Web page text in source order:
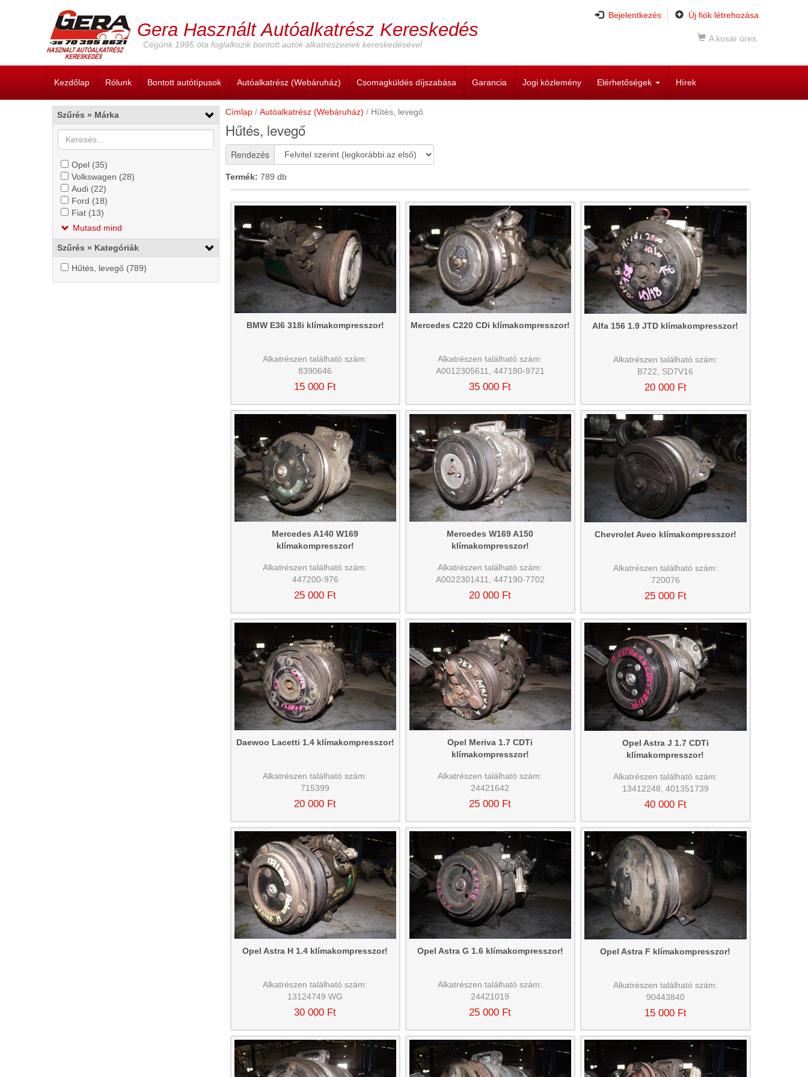
Gera Használt Autóalkatrész Kereskedés
Cégünk 1995 óta foglalkozik bontott autók alkatrészeinek kereskedésével
Bejelentkezés Új fiók létrehozása
A kosár üres.
Kezdőlap Rólunk Bontott autótípusok Autóalkatrész (Webáruház) Csomagküldés díjszabása Garancia Jogi közlemény Elérhetőségek Hírek
Szűrés » Márka
Opel
szűrő
alkalmazása
Opel (35)
szűrő
Volkswagen
szűrő
alkalmazása
Volkswagen (28)
Audi
szűrő
alkalmazása
Audi (22)
szűrő
Ford
szűrő
alkalmazása
Ford (18)
alkalmazása
Fiat
szűrő
alkalmazása
Fiat (13)
szűrő
alkalmazása
Mutasd mind
Szűrés » Kategóriák
Hűtés,
levegő
Hűtés, levegő (789)
levegő
Címlap Autóalkatrész (Webáruház) Hűtés, levegő
Hűtés, levegő
Rendezés
Termék: 789 db
BMW E36 318i klímakompresszor!
Alkatrészen található szám:
8390646
15 000 Ft
Mercedes C220 CDi klímakompresszor!
Alkatrészen található szám:
A0012305611, 447180-9721
35 000 Ft
Alfa 156 1.9 JTD klímakompresszor!
Alkatrészen található szám:
B722, SD7V16
20 000 Ft
Mercedes A140 W169
klímakompresszor!
Alkatrészen található szám:
447200-976
25 000 Ft
Mercedes W169 A150
klímakompresszor!
Alkatrészen található szám:
A0022301411, 447190-7702
20 000 Ft
Chevrolet Aveo klímakompresszor!
Alkatrészen található szám:
720076
25 000 Ft
Daewoo Lacetti 1.4 klímakompresszor!
Alkatrészen található szám:
715399
20 000 Ft
Opel Meriva 1.7 CDTi
klímakompresszor!
Alkatrészen található szám:
24421642
25 000 Ft
Opel Astra J 1.7 CDTi
klímakompresszor!
Alkatrészen található szám:
13412248, 401351739
40 000 Ft
Opel Astra H 1.4 klímakompresszor!
Alkatrészen található szám:
13124749 WG
30 000 Ft
Opel Astra G 1.6 klímakompresszor!
Alkatrészen található szám:
24421019
25 000 Ft
Opel Astra F klímakompresszor!
Alkatrészen található szám:
90443840
15 000 Ft